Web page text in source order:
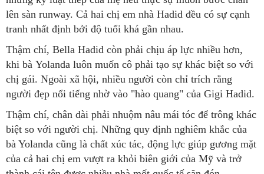
lên sàn runway. Cả hai chị em nhà Hadid đều có sự cạnh
tranh nhất định bởi độ tuổi khá gần nhau.
Thậm chí, Bella Hadid còn phải chịu áp lực nhiều hơn,
khi bà Yolanda luôn muốn cô phải tạo sự khác biệt so với
chị gái. Ngoài xã hội, nhiều người còn chỉ trích rằng
người đẹp nổi tiếng nhờ vào "hào quang" của Gigi Hadid.
Thậm chí, chân dài phải nhuộm nâu mái tóc để trông khác
biệt so với người chị. Những quy định nghiêm khắc của
bà Yolanda cũng là chất xúc tác, động lực giúp gương mặt
của cả hai chị em vượt ra khỏi biên giới của Mỹ và trở